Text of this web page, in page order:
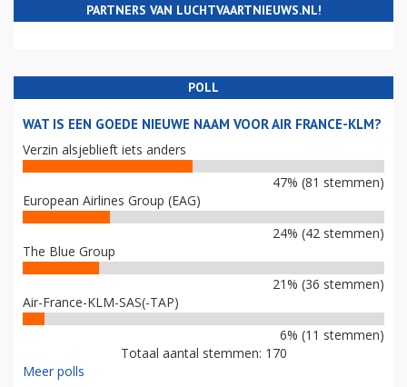
PARTNERS VAN LUCHTVAARTNIEUWS.NL!
POLL
WAT IS EEN GOEDE NIEUWE NAAM VOOR AIR FRANCE-KLM?
Verzin alsjeblieft iets anders
47% (81 stemmen)
European Airlines Group (EAG)
24% (42 stemmen)
The Blue Group
21% (36 stemmen)
Air-France-KLM-SAS(-TAP)
6% (11 stemmen)
Totaal aantal stemmen: 170
Meer polls